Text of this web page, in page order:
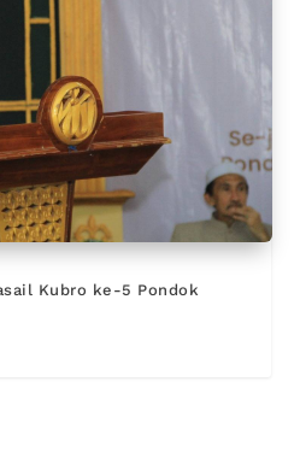
Kubro ke-5 Pondok